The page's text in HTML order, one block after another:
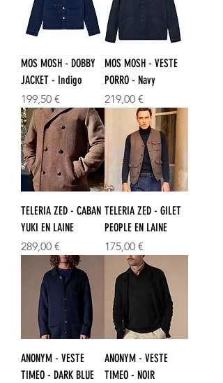
MOS MOSH - DOBBY
JACKET - Indigo
Prix
199,50 €
MOS MOSH - VESTE
PORRO - Navy
Prix
219,00 €
TELERIA ZED - CABAN
YUKI EN LAINE
Prix
289,00 €
TELERIA ZED - GILET
PEOPLE EN LAINE
Prix
175,00 €
ANONYM - VESTE
TIMEO - DARK BLUE
ANONYM - VESTE
TIMEO - NOIR